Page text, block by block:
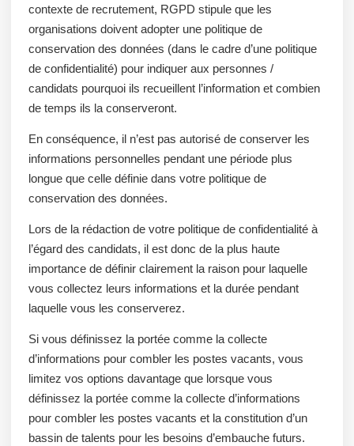
contexte de recrutement, RGPD stipule que les
organisations doivent adopter une politique de
conservation des données (dans le cadre d’une politique
de confidentialité) pour indiquer aux personnes /
candidats pourquoi ils recueillent l’information et combien
de temps ils la conserveront.
En conséquence, il n’est pas autorisé de conserver les
informations personnelles pendant une période plus
longue que celle définie dans votre politique de
conservation des données.
Lors de la rédaction de votre politique de confidentialité à
l’égard des candidats, il est donc de la plus haute
importance de définir clairement la raison pour laquelle
vous collectez leurs informations et la durée pendant
laquelle vous les conserverez.
Si vous définissez la portée comme la collecte
d’informations pour combler les postes vacants, vous
limitez vos options davantage que lorsque vous
définissez la portée comme la collecte d’informations
pour combler les postes vacants et la constitution d’un
bassin de talents pour les besoins d’embauche futurs.